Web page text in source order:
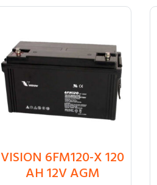
VISION 6FM120-X 120
AH 12V AGM